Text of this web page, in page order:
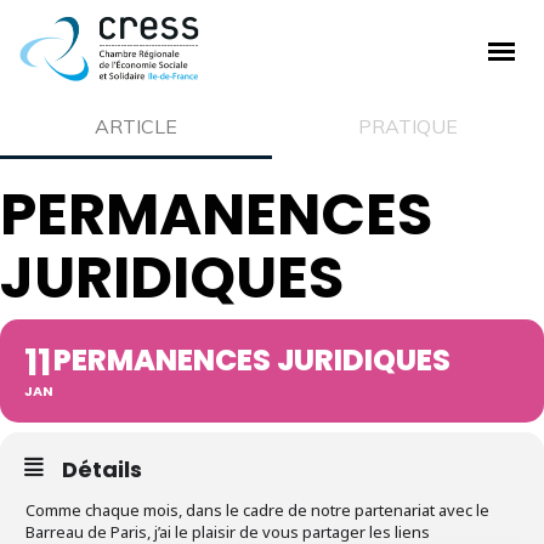
ARTICLE PRATIQUE
PERMANENCES
JURIDIQUES
11
JAN
PERMANENCES JURIDIQUES
Détails
Comme chaque mois, dans le cadre de notre partenariat avec le
Barreau de Paris, j’ai le plaisir de vous partager les liens
PLAN DE SITE
La CRESS
Qui sommes nous ?
Nos missions
Ecosystème de la CRESS
Offre de service
Adhésion à la CRESS
L'ESS